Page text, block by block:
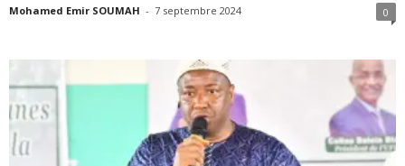
Mohamed Emir SOUMAH - 7 septembre 2024 0